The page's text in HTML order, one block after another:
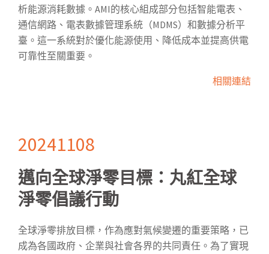
析能源消耗數據。AMI的核心組成部分包括智能電表、
通信網路、電表數據管理系統（MDMS）和數據分析平
臺。這一系統對於優化能源使用、降低成本並提高供電
可靠性至關重要。
相關連結
20241108
邁向全球淨零目標：丸紅全球
淨零倡議行動
全球淨零排放目標，作為應對氣候變遷的重要策略，已
成為各國政府、企業與社會各界的共同責任。為了實現